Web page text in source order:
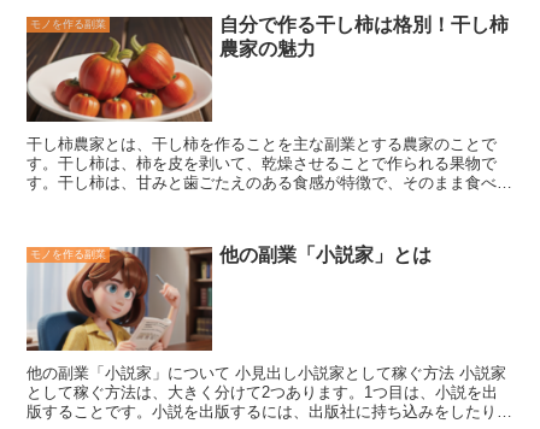
1セット120円のスタンプを100個販売した場合、クリエイターの収益
は6,000円になります。LINEスタンプ販売は、副業として十分な収益
を得ることができる可能性を秘めています。
に、作業場所を選びません。自宅やカフェ、図書館など、どこでもプ
ラモデルを製作することができます。また、作業時間も自由に設定で
きるため、隙間時間や休日を利用してプラモデルを製作することがで
きます。 さらに、プラモデル製作は、完成した作品を販売すること
ができます。メルカリやヤフオクなどのオークションサイトや、プラ
モデル専門店などで販売することができます。また、プラモデルの製
作過程をYouTubeやブログで公開し、広告収入を得ることもできま
す。 しかし、プラモデル製作を副業にするデメリットもあります。
まず、プラモデルの製作には時間がかかります。簡単なプラモデルで
も、完成までに数時間から数日かかることがあります。また、プラモ
に、プラモデルの販売は、競争が激しく、価格競争になりがちです。
また、プラモデルの需要は、時期によって変動するため、安定した収
入を得ることが難しいこともあります。 最後に、プラモデル製作
は、細かい作業が多く、目が疲れたり、腰が痛くなったりすることが
あります。また、プラモデルの塗装には、シンナーなどの有害な物質
を使用するため、換気を十分に行う必要があります。
モノを作る副業
自分で作る干し柿は格別！干し柿
農家の魅力
干し柿農家とは、干し柿を作ることを主な副業とする農家のことで
す。干し柿は、柿を皮を剥いて、乾燥させることで作られる果物で
す。干し柿は、甘みと歯ごたえのある食感が特徴で、そのまま食べた
秋にかけて行われ、秋になると柿を収穫します。収穫した柿は、皮を
剥いて、乾燥させます。乾燥は、天日干しで行うことが多く、乾燥す
るまでに1～2週間ほどかかります。乾燥した柿は、干し柿として販
売されます。干し柿農家は、干し柿を販売して収入を得ています。干
し柿は、直売所や道の駅などで販売されることが多いです。干し柿農
家は、干し柿を販売することで、農家の収入を補うことができます。
モノを作る副業 他の副業「小説家」とは
他の副業「小説家」について 小見出し小説家として稼ぐ方法 小説家
として稼ぐ方法は、大きく分けて2つあります。 1つ目は、小説を出
版することです。小説を出版するには、出版社に持ち込みをしたり、